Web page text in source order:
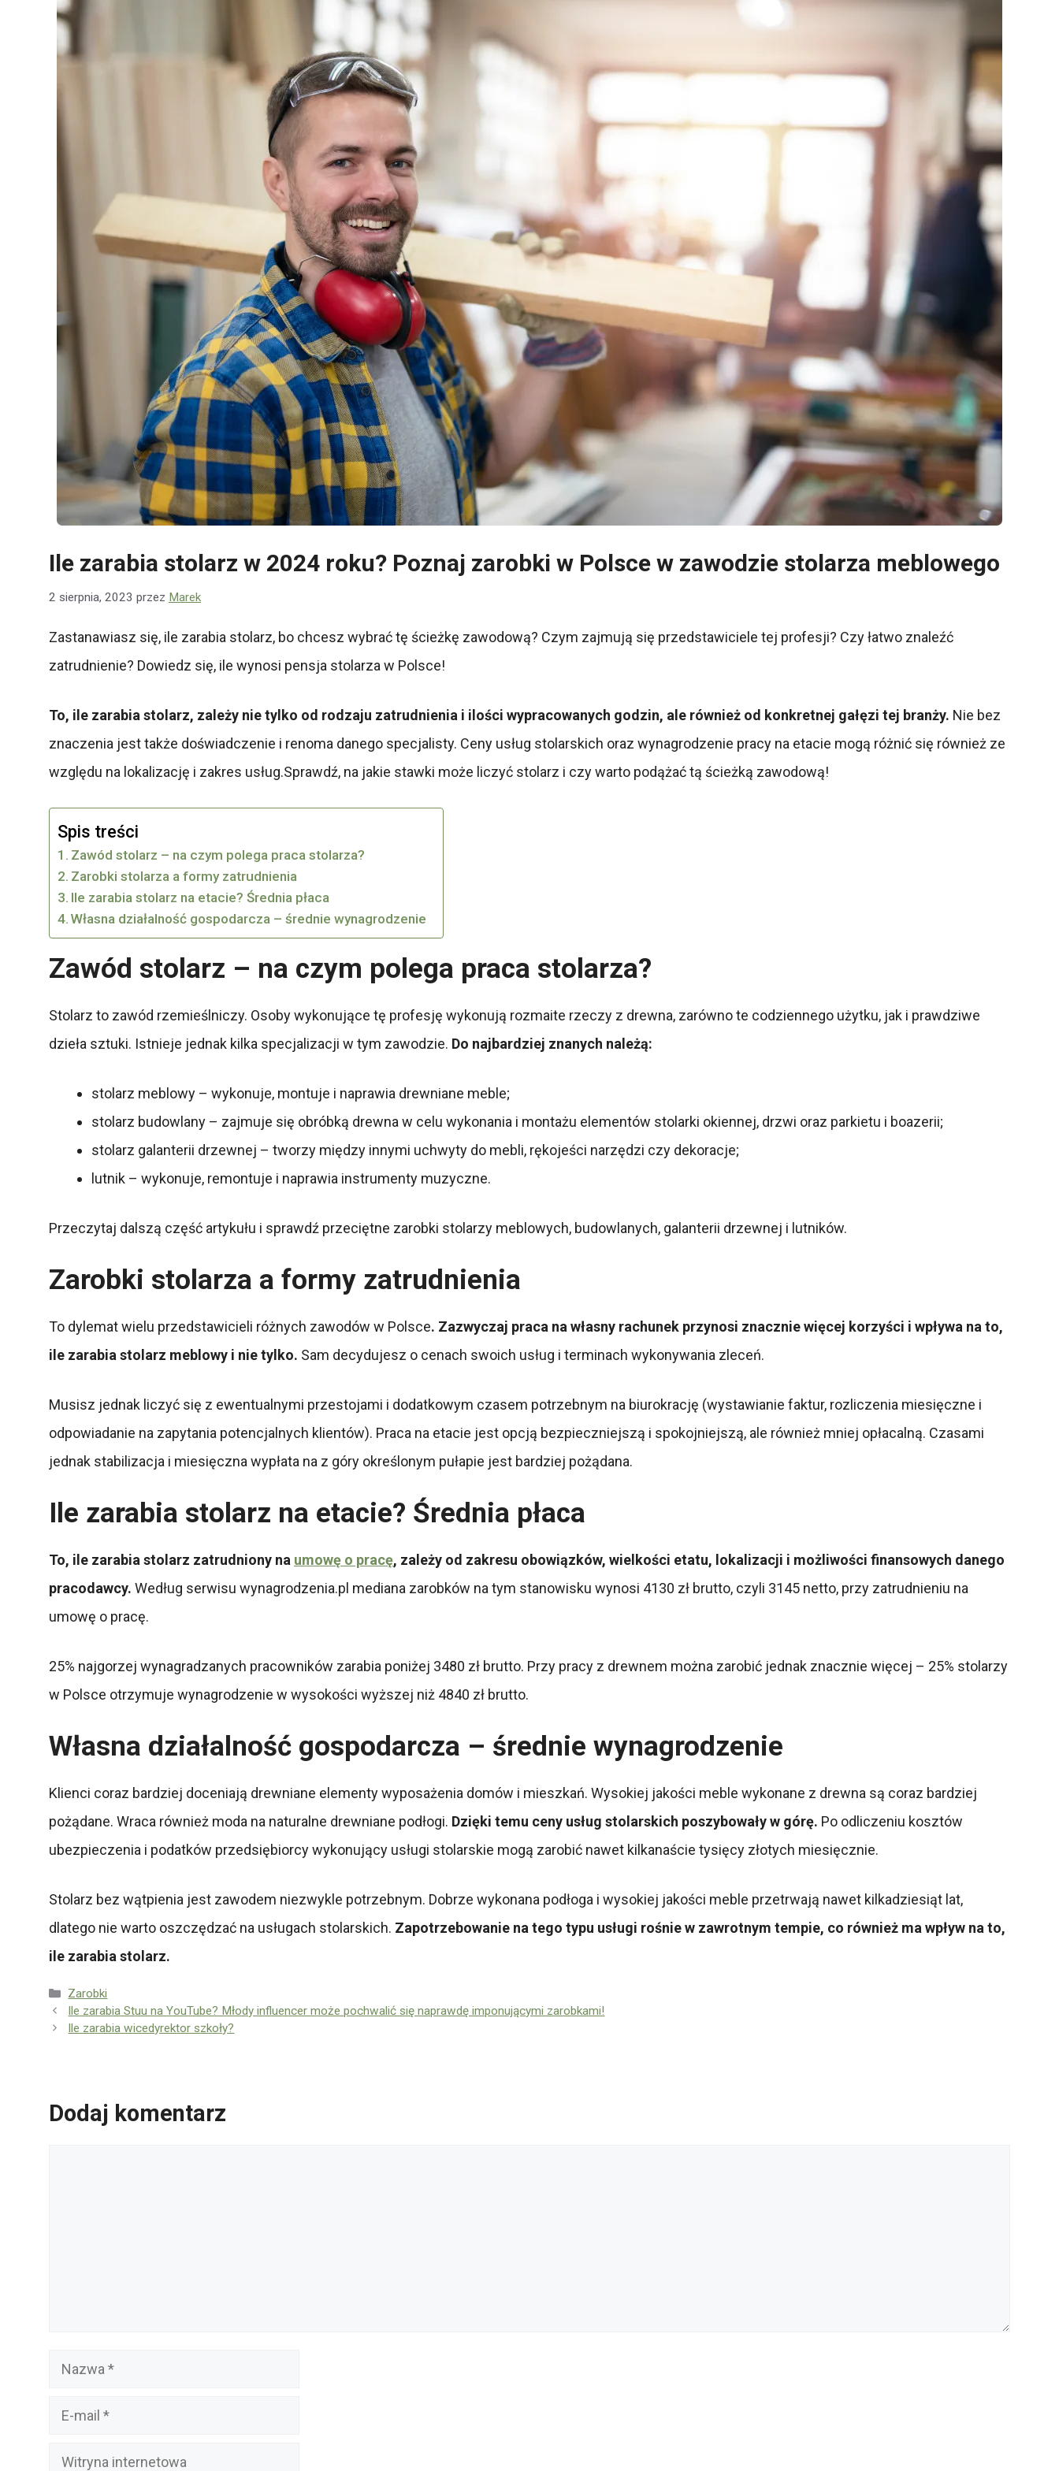
Ile zarabia stolarz w 2024 roku? Poznaj zarobki w Polsce w zawodzie stolarza meblowego
2 sierpnia, 2023 przez Marek
Zastanawiasz się, ile zarabia stolarz, bo chcesz wybrać tę ścieżkę zawodową? Czym zajmują się przedstawiciele tej profesji? Czy łatwo znaleźć
zatrudnienie? Dowiedz się, ile wynosi pensja stolarza w Polsce!
To, ile zarabia stolarz, zależy nie tylko od rodzaju zatrudnienia i ilości wypracowanych godzin, ale również od konkretnej gałęzi tej branży. Nie bez
znaczenia jest także doświadczenie i renoma danego specjalisty. Ceny usług stolarskich oraz wynagrodzenie pracy na etacie mogą różnić się również ze
względu na lokalizację i zakres usług.Sprawdź, na jakie stawki może liczyć stolarz i czy warto podążać tą ścieżką zawodową!
Spis treści
Zawód stolarz – na czym polega praca stolarza?
Zarobki stolarza a formy zatrudnienia
Ile zarabia stolarz na etacie? Średnia płaca
Własna działalność gospodarcza – średnie wynagrodzenie
Zawód stolarz – na czym polega praca stolarza?
Stolarz to zawód rzemieślniczy. Osoby wykonujące tę profesję wykonują rozmaite rzeczy z drewna, zarówno te codziennego użytku, jak i prawdziwe
dzieła sztuki. Istnieje jednak kilka specjalizacji w tym zawodzie. Do najbardziej znanych należą:
stolarz meblowy – wykonuje, montuje i naprawia drewniane meble;
stolarz budowlany – zajmuje się obróbką drewna w celu wykonania i montażu elementów stolarki okiennej, drzwi oraz parkietu i boazerii;
stolarz galanterii drzewnej – tworzy między innymi uchwyty do mebli, rękojeści narzędzi czy dekoracje;
lutnik – wykonuje, remontuje i naprawia instrumenty muzyczne.
Przeczytaj dalszą część artykułu i sprawdź przeciętne zarobki stolarzy meblowych, budowlanych, galanterii drzewnej i lutników.
Zarobki stolarza a formy zatrudnienia
To dylemat wielu przedstawicieli różnych zawodów w Polsce. Zazwyczaj praca na własny rachunek przynosi znacznie więcej korzyści i wpływa na to,
ile zarabia stolarz meblowy i nie tylko. Sam decydujesz o cenach swoich usług i terminach wykonywania zleceń.
Musisz jednak liczyć się z ewentualnymi przestojami i dodatkowym czasem potrzebnym na biurokrację (wystawianie faktur, rozliczenia miesięczne i
odpowiadanie na zapytania potencjalnych klientów). Praca na etacie jest opcją bezpieczniejszą i spokojniejszą, ale również mniej opłacalną. Czasami
jednak stabilizacja i miesięczna wypłata na z góry określonym pułapie jest bardziej pożądana.
Ile zarabia stolarz na etacie? Średnia płaca
To, ile zarabia stolarz zatrudniony na umowę o pracę, zależy od zakresu obowiązków, wielkości etatu, lokalizacji i możliwości finansowych danego
pracodawcy. Według serwisu wynagrodzenia.pl mediana zarobków na tym stanowisku wynosi 4130 zł brutto, czyli 3145 netto, przy zatrudnieniu na
umowę o pracę.
25% najgorzej wynagradzanych pracowników zarabia poniżej 3480 zł brutto. Przy pracy z drewnem można zarobić jednak znacznie więcej – 25% stolarzy
w Polsce otrzymuje wynagrodzenie w wysokości wyższej niż 4840 zł brutto.
Własna działalność gospodarcza – średnie wynagrodzenie
Klienci coraz bardziej doceniają drewniane elementy wyposażenia domów i mieszkań. Wysokiej jakości meble wykonane z drewna są coraz bardziej
pożądane. Wraca również moda na naturalne drewniane podłogi. Dzięki temu ceny usług stolarskich poszybowały w górę. Po odliczeniu kosztów
ubezpieczenia i podatków przedsiębiorcy wykonujący usługi stolarskie mogą zarobić nawet kilkanaście tysięcy złotych miesięcznie.
Stolarz bez wątpienia jest zawodem niezwykle potrzebnym. Dobrze wykonana podłoga i wysokiej jakości meble przetrwają nawet kilkadziesiąt lat,
dlatego nie warto oszczędzać na usługach stolarskich. Zapotrzebowanie na tego typu usługi rośnie w zawrotnym tempie, co również ma wpływ na to,
ile zarabia stolarz.
Kategorie
Zarobki
Ile zarabia Stuu na YouTube? Młody influencer może pochwalić się naprawdę imponującymi zarobkami!
Ile zarabia wicedyrektor szkoły?
Dodaj komentarz
Nazwa
Witryna